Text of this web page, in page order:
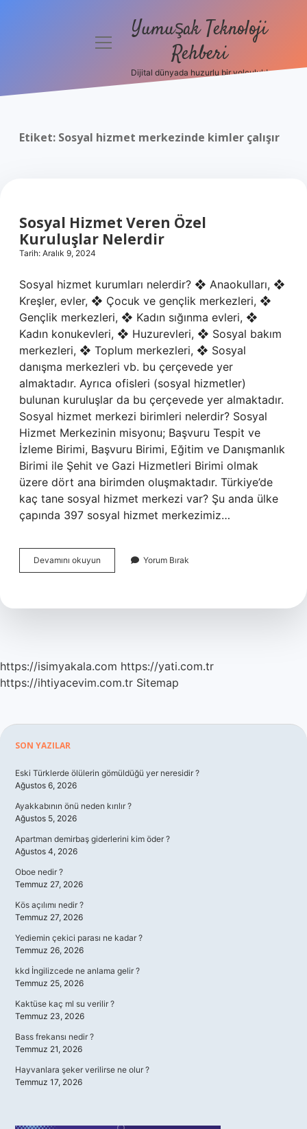
Politikası
menüyüYumuşak Teknoloji
Rehberi
Dijital dünyada huzurlu bir yolculuk!
Etiket: Sosyal hizmet merkezinde kimler çalışır
Sosyal Hizmet Veren Özel
Kuruluşlar Nelerdir
Tarih: Aralık 9, 2024
Sosyal hizmet kurumları nelerdir? ❖ Anaokulları, ❖
Kreşler, evler, ❖ Çocuk ve gençlik merkezleri, ❖
Gençlik merkezleri, ❖ Kadın sığınma evleri, ❖
Kadın konukevleri, ❖ Huzurevleri, ❖ Sosyal bakım
merkezleri, ❖ Toplum merkezleri, ❖ Sosyal
danışma merkezleri vb. bu çerçevede yer
almaktadır. Ayrıca ofisleri (sosyal hizmetler)
bulunan kuruluşlar da bu çerçevede yer almaktadır.
Sosyal hizmet merkezi birimleri nelerdir? Sosyal
Hizmet Merkezinin misyonu; Başvuru Tespit ve
İzleme Birimi, Başvuru Birimi, Eğitim ve Danışmanlık
Birimi ile Şehit ve Gazi Hizmetleri Birimi olmak
üzere dört ana birimden oluşmaktadır. Türkiye’de
kaç tane sosyal hizmet merkezi var? Şu anda ülke
çapında 397 sosyal hizmet merkezimiz…
Devamını okuyun
Hizmet
Kuruluşlar
Yorum Bırak
https://isimyakala.com https://yati.com.tr
https://ihtiyacevim.com.tr Sitemap
Sidebar
SON YAZILAR
Eski Türklerde ölülerin gömüldüğü yer neresidir ?
Ağustos 6, 2026
Ayakkabının önü neden kırılır ?
Ağustos 5, 2026
Apartman demirbaş giderlerini kim öder ?
Ağustos 4, 2026
Oboe nedir ?
Temmuz 27, 2026
Kös açılımı nedir ?
Temmuz 27, 2026
Yediemin çekici parası ne kadar ?
Temmuz 26, 2026
kkd İngilizcede ne anlama gelir ?
Temmuz 25, 2026
Kaktüse kaç ml su verilir ?
Temmuz 23, 2026
Bass frekansı nedir ?
Temmuz 21, 2026
Hayvanlara şeker verilirse ne olur ?
Temmuz 17, 2026